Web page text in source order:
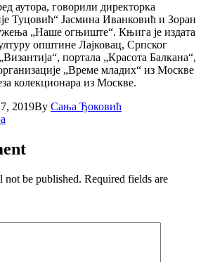
аутора, говорили директорка
Туцовић“ Јасмина Иванковић и Зоран
„Наше огњиште“. Књига је издата
општине Лајковац, Српског
портала „Красота Балкана“,
„Време младих“ из Москве
колекционара из Москве.
2019By Сања Ђоковић
not be published. Required fields are